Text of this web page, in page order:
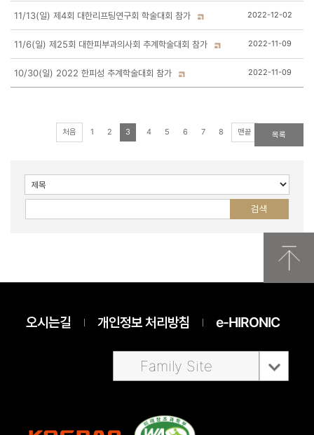
11/13(일) 제4회 대한리프팅연구회 학술대회 참가 2022-12-02
11/6(일) 제25회 대한피부과의사회 추계학술대회 참가 2022-11-09
10/30(일) 2022 한피성 추계학술대회 참가 2022-11-09
처음 1 2 3 4 5 6 7 8 맨끝 목록
오시는길 개인정보 처리방침 e-HIRONIC
Family Site